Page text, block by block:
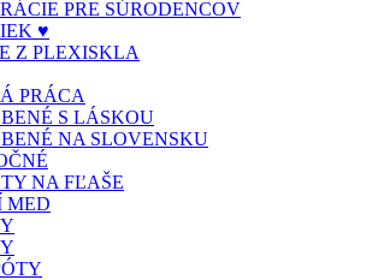
PRE SÚRODENCOV
♥
Z PLEXISKLA
PRÁCA
S LÁSKOU
NA SLOVENSKU
NA FĽAŠE
MED